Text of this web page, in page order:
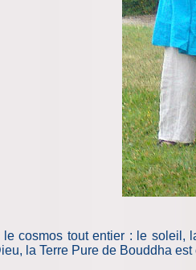
cosmos tout entier : le soleil,
la Terre Pure de Bouddha